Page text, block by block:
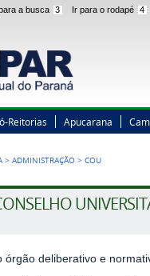
a busca 3 Ir para o rodapé 4
Reitorias Apucarana
>ADMINISTRAÇÃO >COU
órgão deliberativo e